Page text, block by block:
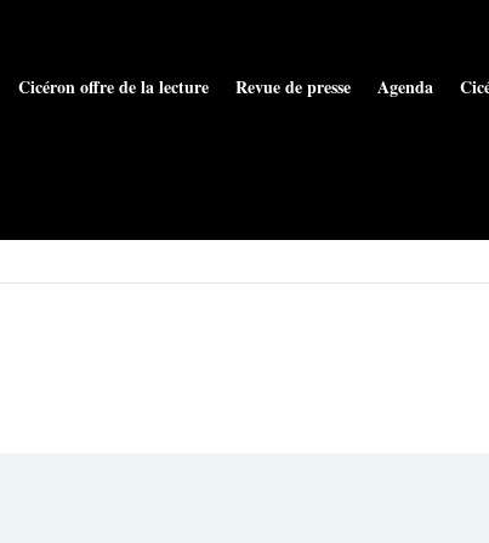
Cicéron offre de la lecture Revue de presse Agenda